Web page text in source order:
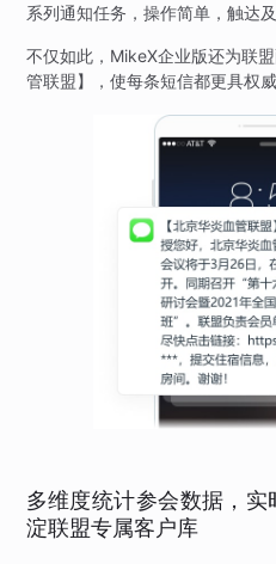
系列通知任务，操作简单，触达及
不仅如此，MikeX企业版还为联
管联盟】，使每条短信都更具权
多维度统计参会数据，
淀联盟专属客户库